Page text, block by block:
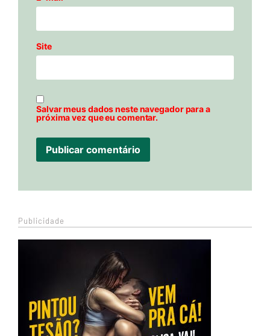
Site
Salvar meus dados neste navegador para a
próxima vez que eu comentar.
Publicidade